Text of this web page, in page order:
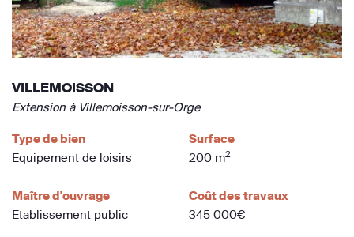
VILLEMOISSON
Extension à Villemoisson-sur-Orge
Type de bien
Equipement de loisirs
Surface
200 m2
Maître d'ouvrage
Etablissement public
Coût des travaux
345 000€